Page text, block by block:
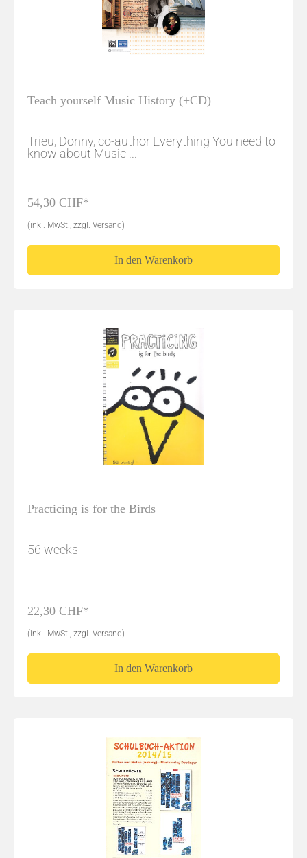
Teach yourself Music History (+CD)
Trieu, Donny, co-author Everything You need to
know about Music ...
54,30 CHF*
(inkl. MwSt., zzgl. Versand)
In den Warenkorb
Practicing is for the Birds
56 weeks
22,30 CHF*
(inkl. MwSt., zzgl. Versand)
In den Warenkorb